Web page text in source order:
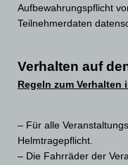
Aufbewahrungspflicht
Teilnehmerdaten
Verhalten auf
Regeln zum Verhalten
– Für alle
Helmtragepflicht.
– Die Fahrräder der